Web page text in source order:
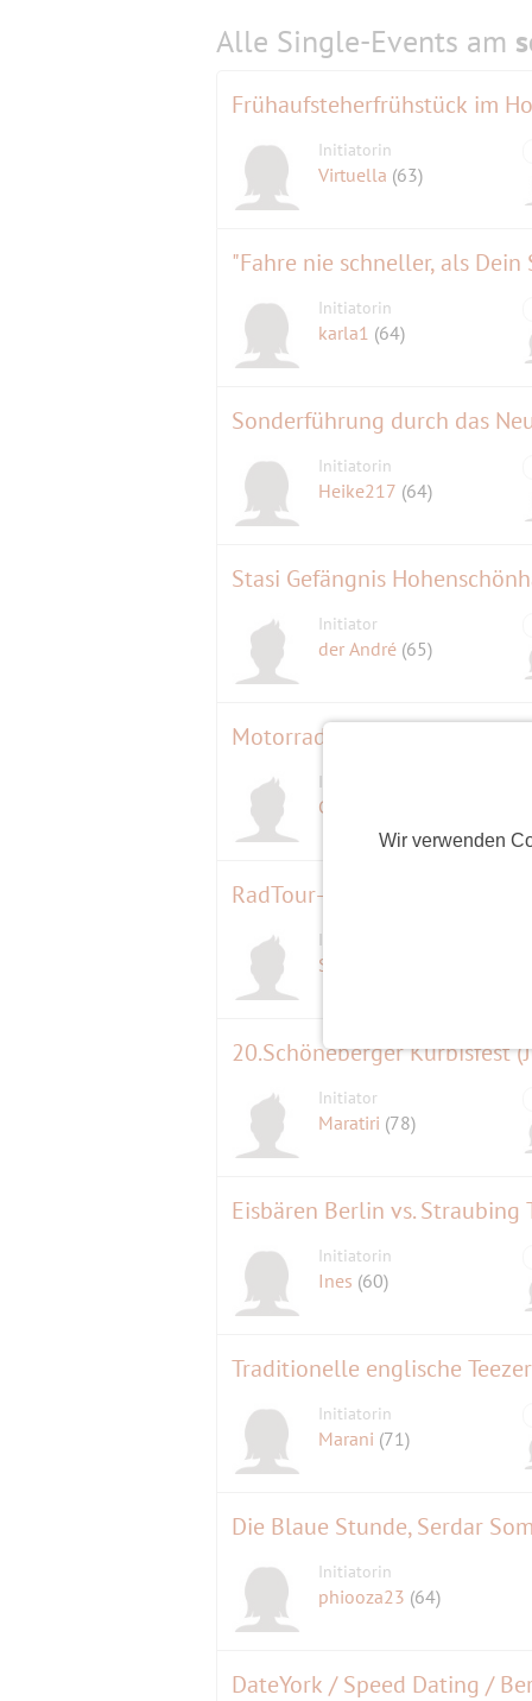
Wir verwenden
Alle Single-Events am
Frühaufsteherfrühstück im
Initiatorin
Virtuella (63)
"Fahre nie schneller, als
Initiatorin
karla1 (64)
Sonderführung durch das
Initiatorin
Heike217 (64)
Stasi Gefängnis
Initiator
der André (65)
Motorradtour zu den
Initiator
Copain
RadTour-Kultur-Tour durch
Initiator
Störtebeker
20.Schöneberger Kürbisfest
Initiator
Maratiri (78)
Eisbären Berlin vs. Straubing
Initiatorin
Ines (60)
Traditionelle englische
Initiatorin
Marani (71)
Die Blaue Stunde, Serdar
Initiatorin
phiooza23 (64)
DateYork / Speed Dating /